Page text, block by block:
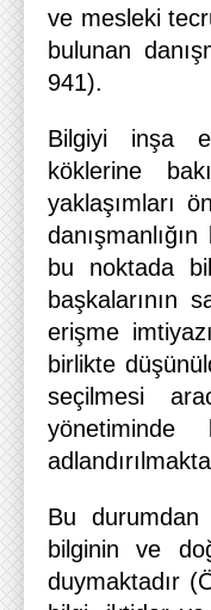
ve mesleki
bulunan
941).
Bilgiyi inşa
köklerine
yaklaşımları
bu noktada
başkalarının
erişme
birlikte
seçilmesi
Bu
bilginin ve
duymaktadır